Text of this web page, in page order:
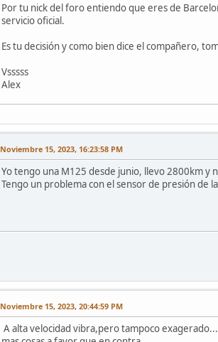
Por tu nick del foro entiendo que eres de
servicio oficial.
Es tu decisión y como bien dice el compañero,
Vsssss
Alex
Noviembre 15, 2023, 16:23:58 PM
Yo tengo una M125 desde junio, llevo 2800km y
Tengo un problema con el sensor de presión de
Noviembre 15, 2023, 20:44:59 PM
A alta velocidad vibra,pero tampoco